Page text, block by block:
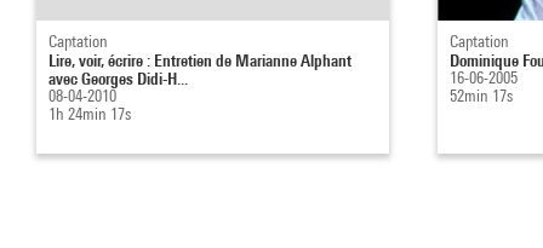
Captation
Lire, voir, écrire : Entretien de Marianne Alphant
avec Georges Didi-H...
08-04-2010
1h 24min 17s
Captation
Dominique
16-06-2005
52min 17s